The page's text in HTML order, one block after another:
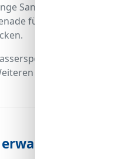
Sandstrand am
führt teilweise durch
bietet
liegt das Aquarium
erwartet Sie in